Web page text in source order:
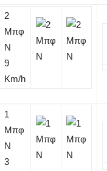
2
Μπφ
N
9
Km/h
1
Μπφ
N
3